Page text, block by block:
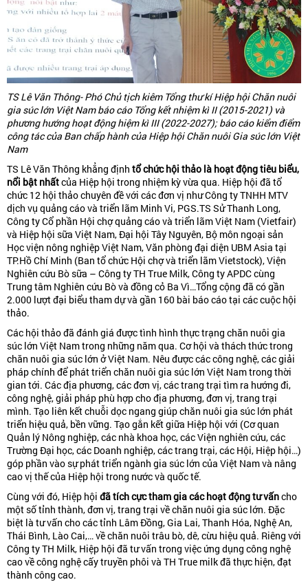
TS Lê Văn Thông- Phó Chủ tịch kiêm Tổng thư kí Hiệp hội Chăn nuôi
gia súc lớn Việt Nam báo cáo Tổng kết nhiệm kì II (2015-2021) và
phương hướng hoạt động hiệm kì III (2022-2027); báo cáo kiểm điểm
công tác của Ban chấp hành của Hiệp hội Chăn nuôi Gia súc lớn Việt
Nam
TS Lê Văn Thông khẳng định tổ chức hội thảo là hoạt động tiêu biểu,
nổi bật nhấtcủa Hiệp hội trong nhiệm kỳ vừa qua. Hiệp hội đã tổ
chức 12 hội thảo chuyên đề với các đơn vị như Công ty TNHH MTV
dịch vụ quảng cáo và triển lãm Minh Vi, PGS.TS Sử Thanh Long,
Công ty Cổ phần Hội chợ quảng cáo và triển lãm Việt Nam (Vietfair)
và Hiệp hội sữa Việt Nam, Đại hội Tây Nguyên, Bộ môn ngoại sản
Học viện nông nghiệp Việt Nam, Văn phòng đại diện UBM Asia tại
TP.Hồ Chí Minh (Ban tổ chức Hội chợ và triển lãm Vietstock), Viện
Nghiên cứu Bò sữa – Công ty TH True Milk, Công ty APDC cùng
Trung tâm Nghiên cứu Bò và đồng cỏ Ba Vì…Tổng cộng đã có gần
2.000 lượt đại biểu tham dự và gần 160 bài báo cáo tại các cuộc hội
thảo.
Các hội thảo đã đánh giá được tình hình thực trạng chăn nuôi gia
súc lớn Việt Nam trong những năm qua. Cơ hội và thách thức trong
chăn nuôi gia súc lớn ở Việt Nam. Nêu được các công nghệ, các giải
pháp chính để phát triển chăn nuôi gia súc lớn Việt Nam trong thời
gian tới. Các địa phương, các đơn vị, các trang trại tìm ra hướng đi,
công nghệ, giải pháp phù hợp cho địa phương, đơn vị, trang trại
mình. Tạo liên kết chuỗi dọc ngang giúp chăn nuôi gia súc lớn phát
triển hiệu quả, bền vững. Tạo gắn kết giữa Hiệp hội với (Cơ quan
Quản lý Nông nghiệp, các nhà khoa học, các Viện nghiên cứu, các
Trường Đại học, các Doanh nghiệp, các trang trại, các Hội, Hiệp hội…)
góp phần vào sự phát triển ngành gia súc lớn của Việt Nam và nâng
cao vị thế của Hiệp hội trong nước và quốc tế.
Cùng với đó, Hiệp hội đã tích cực tham gia các hoạt động tư vấncho
một số tỉnh thành, đơn vị, trang trại về chăn nuôi gia súc lớn. Đặc
biệt là tư vấn cho các tỉnh Lâm Đồng, Gia Lai, Thanh Hóa, Nghệ An,
Thái Bình, Lào Cai,… về chăn nuôi trâu bò, dê, cừu hiệu quả. Riêng với
Công ty TH Milk, Hiệp hội đã tư vấn trong việc ứng dụng công nghệ
cao về công nghệ cấy truyền phôi và TH True milk đã thực hiện, đạt
thành công cao.